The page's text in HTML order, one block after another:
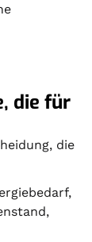
die für
die